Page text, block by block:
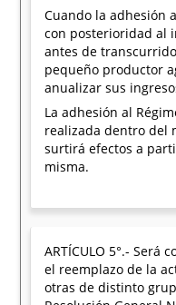
Cuando la adhesión
con posterioridad al
antes de
pequeño productor
anualizar sus
La adhesión al
realizada dentro del
surtirá efectos a
misma.
ARTÍCULO 5°.- Será
el reemplazo de la
otras de distinto